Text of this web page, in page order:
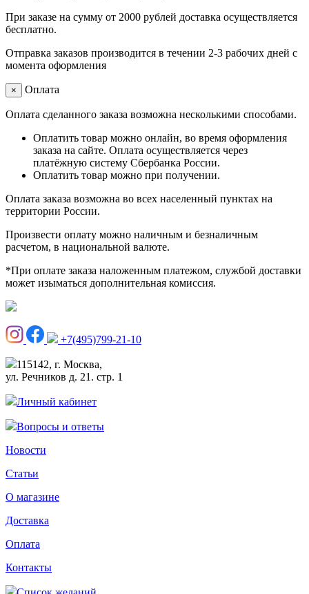
При заказе на сумму от 2000 рублей доставка осуществляется
бесплатно.
Отправка заказов производится в течении 2-3 рабочих дней с
момента оформления
× Оплата
Оплата сделанного заказа возможна несколькими способами.
Оплатить товар можно онлайн, во время оформления
заказа на сайте. Оплата осуществляется через
платёжную систему Сбербанка России.
Оплатить товар можно при получении.
Оплата заказа возможна во всех населенный пунктах на
территории России.
Произвести оплату можно наличным и безналичным
расчетом, в национальной валюте.
*При оплате заказа наложенным платежом, службой доставки
может изыматься дополнительная комиссия.
+7(495)799-21-10
115142, г. Москва,
ул. Речников д. 21. стр. 1
Личный кабинет
Вопросы и ответы
Новости
Статьи
О магазине
Доставка
Оплата
Контакты